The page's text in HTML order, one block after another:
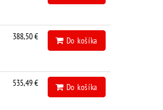
388,50 € Do košíka
535,49 € Do košíka